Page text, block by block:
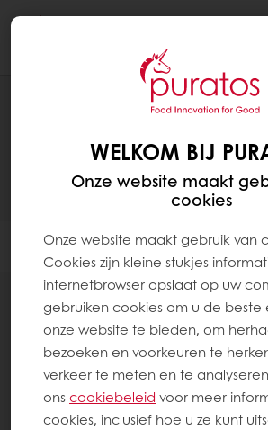
Filter
96items
WELKOM BIJ
Onze website maakt
cookies
Onze website maakt gebruik van
Cookies zijn kleine stukjes
internetbrowser opslaat op uw
gebruiken cookies om u de beste
onze website te bieden, om
bezoeken en voorkeuren te
verkeer te meten en te
onscookiebeleid voor meer
cookies, inclusief hoe u ze kunt